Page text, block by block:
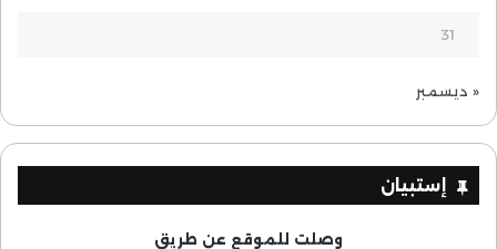
31
« ديسمبر
إستبيان
وصلت للموقع عن طريق